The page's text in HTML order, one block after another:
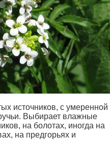
источников, с умеренной
Выбирает влажные
на болотах, иногда на
на предгорьях и